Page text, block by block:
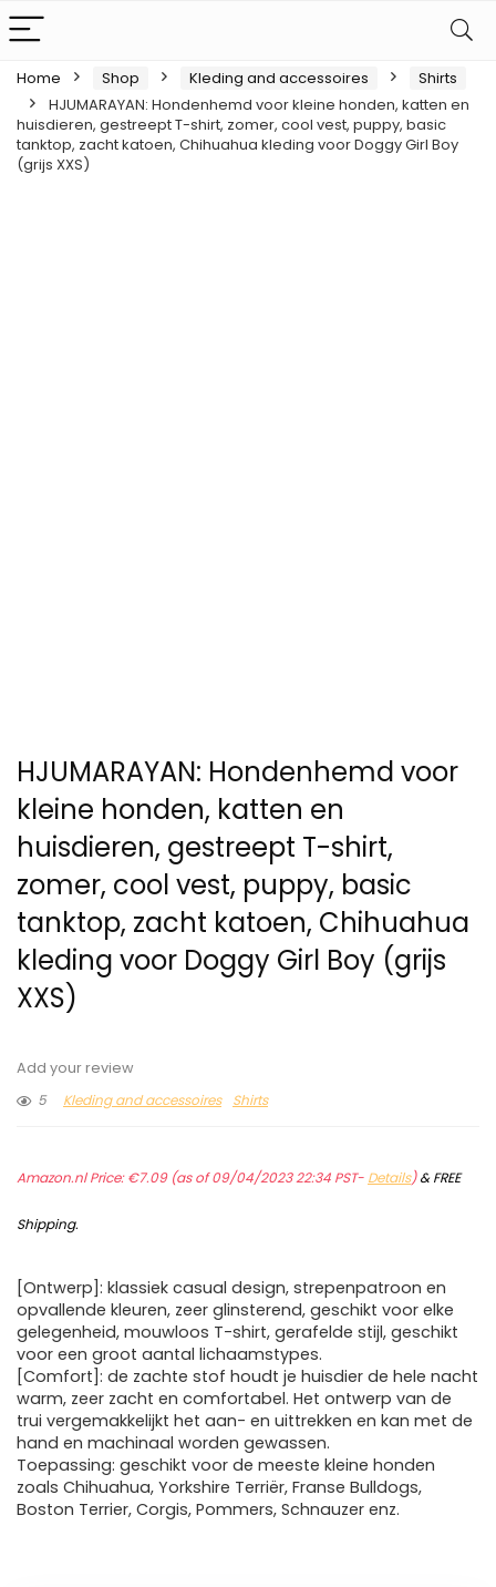
Home Shop Kleding and accessoires
Shirts
HJUMARAYAN: Hondenhemd voor kleine honden, katten en
huisdieren, gestreept T-shirt, zomer, cool vest, puppy, basic
tanktop, zacht katoen, Chihuahua kleding voor Doggy Girl Boy
(grijs XXS)
HJUMARAYAN: Hondenhemd voor
kleine honden, katten en
huisdieren, gestreept T-shirt,
zomer, cool vest, puppy, basic
tanktop, zacht katoen, Chihuahua
kleding voor Doggy Girl Boy (grijs
XXS)
Add your review
5
Kleding and accessoires Shirts
Amazon.nl Price:€7.09(as of 09/04/2023 22:34 PST- Details)&FREE
Shipping.
[Ontwerp]: klassiek casual design, strepenpatroon en
opvallende kleuren, zeer glinsterend, geschikt voor elke
gelegenheid, mouwloos T-shirt, gerafelde stijl, geschikt
voor een groot aantal lichaamstypes.
[Comfort]: de zachte stof houdt je huisdier de hele nacht
warm, zeer zacht en comfortabel. Het ontwerp van de
trui vergemakkelijkt het aan- en uittrekken en kan met de
hand en machinaal worden gewassen.
Toepassing: geschikt voor de meeste kleine honden
zoals Chihuahua, Yorkshire Terriër, Franse Bulldogs,
Boston Terrier, Corgis, Pommers, Schnauzer enz.